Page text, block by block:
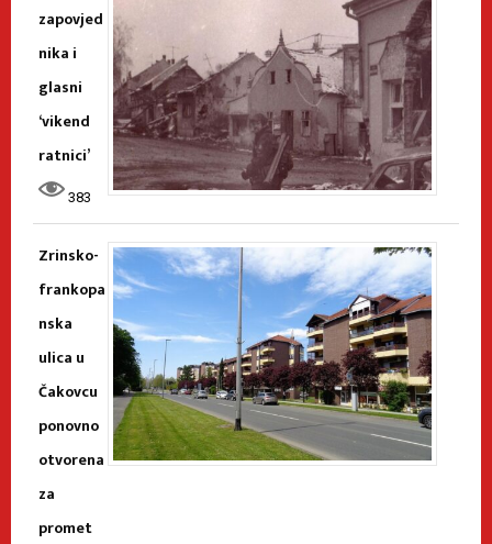
zapovjed
nika i
glasni
‘vikend
ratnici’
383
Zrinsko-
frankopa
nska
ulica u
Čakovcu
ponovno
otvorena
za
promet